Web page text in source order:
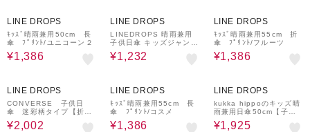
通学 合板手元 ニュアン
スカラー ネームタグ 54
789 54790 54791 547
92
通学 サックス 54636
LINE DROPS
ｷｯｽﾞ晴雨兼用50cm 長
傘 ﾌﾟﾘﾝﾄ/ユニコーン２
¥1,386
LINE DROPS
LINEDROPS 晴雨兼用
子供日傘 キッズジャンプ
式長傘 昨年話題となった
子供日傘のパイオニア U
透明窓付き 反射テープ付
チャイルドパラソル チャ
イパラ 53174
¥1,232
LINE DROPS
ｷｯｽﾞ晴雨兼用55cm 折
傘 ﾌﾟﾘﾝﾄ/フルーツ
¥1,386
LINE DROPS
CONVERSE 子供日
傘 迷彩柄タイプ【折り
たたみ傘】迷彩カーキ
¥2,002
LINE DROPS
ｷｯｽﾞ晴雨兼用55cm 長
傘 ﾌﾟﾘﾝﾄ/コスメ
¥1,386
LINE DROPS
kukka hippoのキッズ晴
雨兼用日傘50cm【子ど
も日傘/ネイビー】
¥1,925